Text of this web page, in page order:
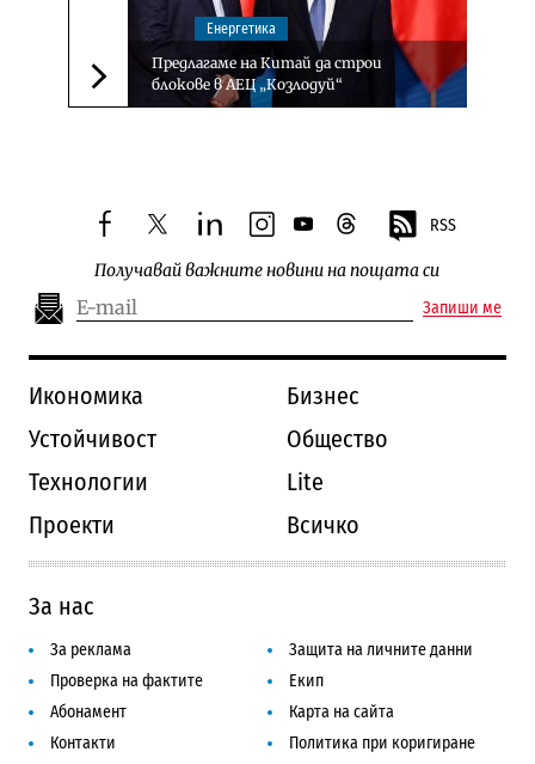
Следваща новина
Енергетика
Предлагаме на Китай да строи
блокове в АЕЦ „Козлодуй“
facebooktwitterlinkedininstagram
youtubethreads RSS
Получавай важните новини на пощата си
Запиши ме
Икономика
Бизнес
Устойчивост
Общество
Технологии
Lite
Проекти
Всичко
За нас
За реклама
Защита на личните данни
Проверка на фактите
Екип
Абонамент
Карта на сайта
Контакти
Политика при коригиране